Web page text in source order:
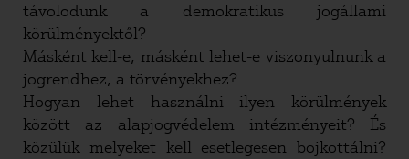
távolodunk a demokratikus jogállami
körülményektől?
Másként kell-e, másként lehet-e viszonyulnunk a
jogrendhez, a törvényekhez?
Hogyan lehet használni ilyen körülmények
között az alapjogvédelem intézményeit? És
közülük melyeket kell esetlegesen bojkottálni?